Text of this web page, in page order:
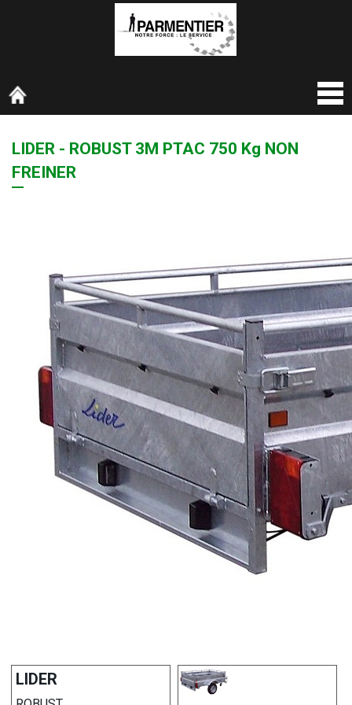
LIDER - ROBUST 3M PTAC 750 Kg NON
FREINER
LIDER